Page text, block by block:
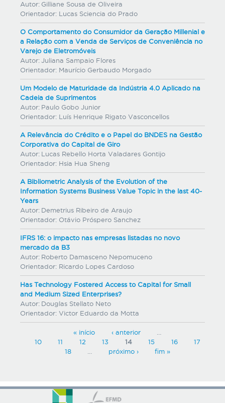
Autor: Gilliane Sousa de Oliveira
Orientador: Lucas Sciencia do Prado
O Comportamento do Consumidor da Geração Millenial e
a Relação com a Venda de Serviços de Conveniência no
Varejo de Eletromóveis
Autor: Juliana Sampaio Flores
Orientador: Maurício Gerbaudo Morgado
Um Modelo de Maturidade da Indústria 4.0 Aplicado na
Cadeia de Suprimentos
Autor: Paulo Gobo Junior
Orientador: Luís Henrique Rigato Vasconcellos
A Relevância do Crédito e o Papel do BNDES na Gestão
Corporativa do Capital de Giro
Autor: Lucas Rebello Horta Valadares Gontijo
Orientador: Hsia Hua Sheng
A Bibliometric Analysis of the Evolution of the
Information Systems Business Value Topic in the last 40-
Years
Autor: Demetrius Ribeiro de Araujo
Orientador: Otávio Próspero Sanchez
IFRS 16: o impacto nas empresas listadas no novo
mercado da B3
Autor: Roberto Damasceno Nepomuceno
Orientador: Ricardo Lopes Cardoso
Has Technology Fostered Access to Capital for Small
and Medium Sized Enterprises?
Autor: Douglas Stellato Neto
Orientador: Victor Eduardo da Motta
a
« início ‹ anterior
10
11 12 13 14 15 16
17
18
próximo › fim »